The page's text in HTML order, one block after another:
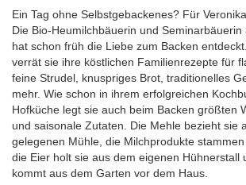
Ein Tag ohne Selbstgebackenes? Für
Die Bio-Heumilchbäuerin und
hat schon früh die Liebe zum Backen
verrät sie ihre köstlichen Familienrezepte für
feine Strudel, knuspriges Brot, traditionelles
mehr. Wie schon in ihrem erfolgreichen
Hofküche legt sie auch beim Backen größten
und saisonale Zutaten. Die Mehle bezieht sie
gelegenen Mühle, die Milchprodukte stammen
die Eier holt sie aus dem eigenen Hühnerstall
kommt aus dem Garten vor dem Haus.